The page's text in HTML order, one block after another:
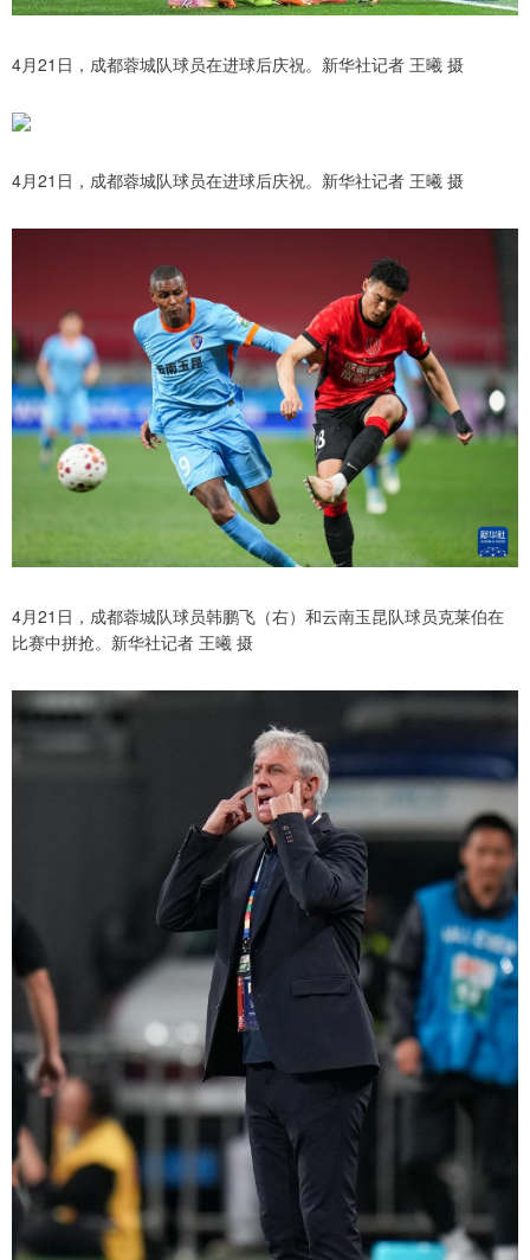
4月21日，成都蓉城队球员在进球后庆祝。新华社记者 王曦 摄
4月21日，成都蓉城队球员在进球后庆祝。新华社记者 王曦 摄
4月21日，成都蓉城队球员韩鹏飞（右）和云南玉昆队球员克莱伯在
比赛中拼抢。新华社记者 王曦 摄